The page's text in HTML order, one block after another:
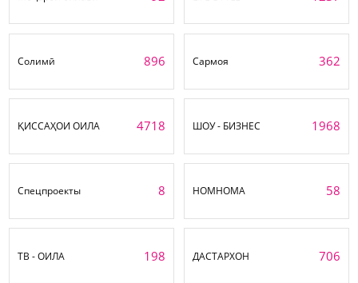
Солимӣ 896 Сармоя 362
ҚИССАҲОИ ОИЛА 4718 ШОУ - БИЗНЕС 1968
Спецпроекты 8 НОМНОМА 58
ТВ - ОИЛА 198 ДАСТАРХОН 706